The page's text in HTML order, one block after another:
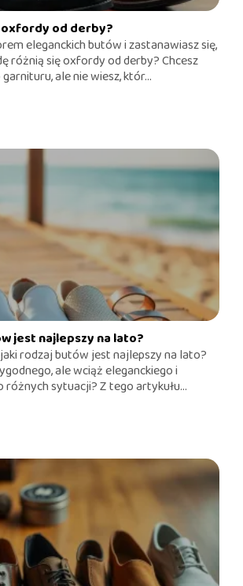
oxfordy od derby?
eleganckich butów i zastanawiasz się,
różnią się oxfordy od derby? Chcesz
ale nie wiesz, któr...
jest najlepszy na lato?
rodzaj butów jest najlepszy na lato?
ale wciąż eleganckiego i
sytuacji? Z tego artykułu...